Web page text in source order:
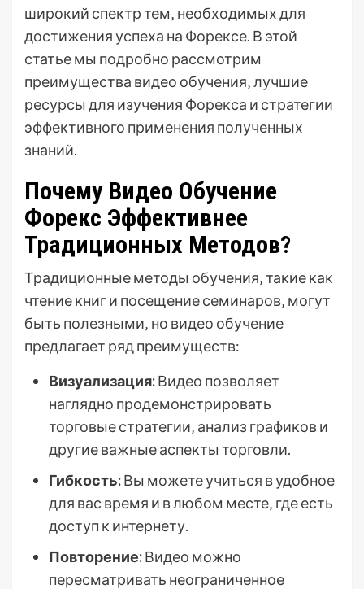
широкий спектр тем‚ необходимых для
достижения успеха на Форексе. В этой
статье мы подробно рассмотрим
преимущества видео обучения‚ лучшие
ресурсы для изучения Форекса и стратегии
эффективного применения полученных
знаний.
Почему Видео Обучение
Форекс Эффективнее
Традиционных Методов?
Традиционные методы обучения‚ такие как
чтение книг и посещение семинаров‚ могут
быть полезными‚ но видео обучение
предлагает ряд преимуществ:
Визуализация:Видео позволяет
наглядно продемонстрировать
торговые стратегии‚ анализ графиков и
другие важные аспекты торговли.
Гибкость:Вы можете учиться в удобное
для вас время и в любом месте‚ где есть
доступ к интернету.
Повторение:Видео можно
пересматривать неограниченное